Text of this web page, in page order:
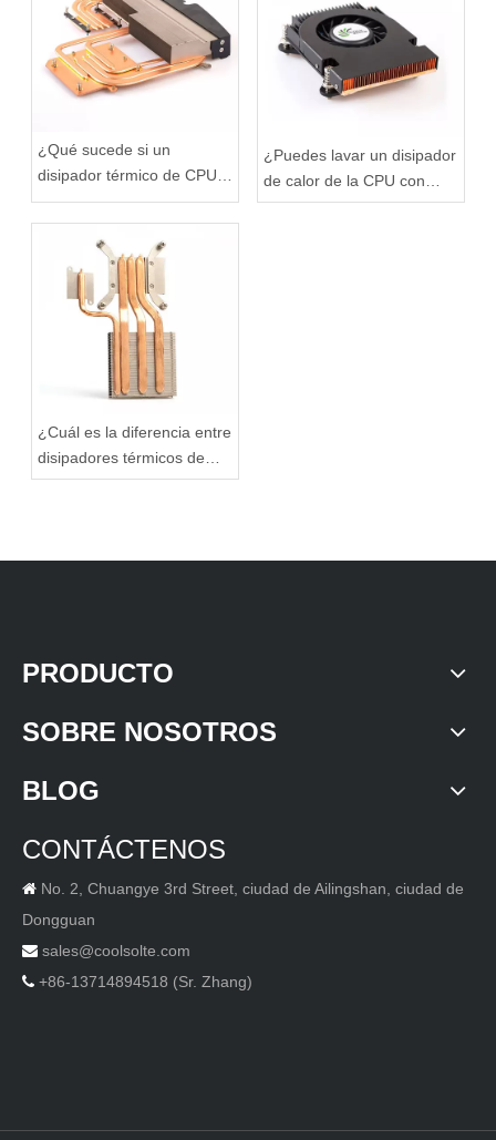
¿Qué sucede si un
disipador térmico de CPU
es demasiado pequeño?
¿Puedes lavar un disipador
de calor de la CPU con
agua?
¿Cuál es la diferencia entre
disipadores térmicos de
CPU pasivos y activos?
PRODUCTO
SOBRE NOSOTROS
BLOG
CONTÁCTENOS
 No. 2, Chuangye 3rd Street, ciudad de Ailingshan, ciudad de
Dongguan
 sales@coolsolte.com
 +86-13714894518 (Sr. Zhang)